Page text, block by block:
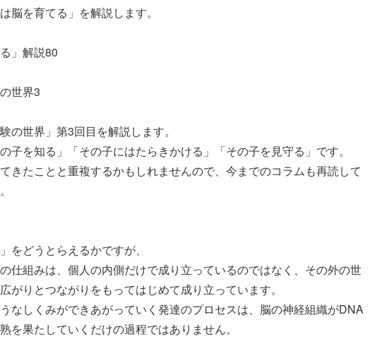
脳を育てる」を解説します。
」解説80
世界3
の世界」第3回目を解説します。
子を知る」「その子にはたらきかける」「その子を見守る」です。
きたことと重複するかもしれませんので、今までのコラムも再読して
をどうとらえるかですが、
仕組みは、個人の内側だけで成り立っているのではなく、その外の世
がりとつながりをもってはじめて成り立っています。
なしくみができあがっていく発達のプロセスは、脳の神経組織がDNA
を果たしていくだけの過程ではありません。